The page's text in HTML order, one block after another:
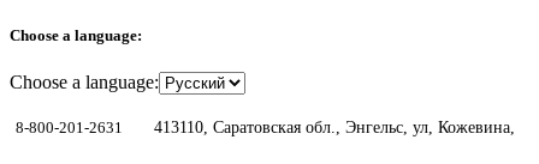
Choose a language:
Choose a language:
8-800-201-2631 413110, Саратовская обл., Энгельс, ул, Кожевина,